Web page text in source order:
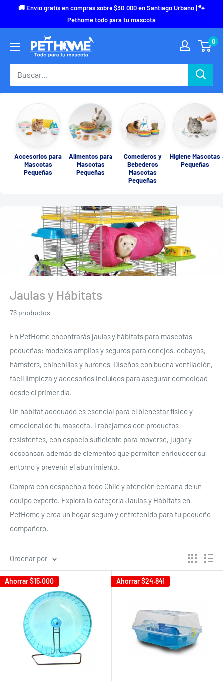
contenido
🚚 Envío gratis en compras sobre $30.000 en Santiago Urbano | 🐾
Pethome todo para tu mascota
Pethome 0
Accesorios para
Mascotas
Pequeñas
Alimentos para
Mascotas
Pequeñas
Comederos y
Bebederos
Mascotas
Pequeñas
Higiene Mascotas
Pequeñas
Jaulas y Hábitats
76 productos
En PetHome encontrarás jaulas y hábitats para mascotas
pequeñas: modelos amplios y seguros para conejos, cobayas,
hámsters, chinchillas y hurones. Diseños con buena ventilación,
fácil limpieza y accesorios incluidos para asegurar comodidad
desde el primer día.
Un hábitat adecuado es esencial para el bienestar físico y
emocional de tu mascota. Trabajamos con productos
resistentes, con espacio suficiente para moverse, jugar y
descansar, además de elementos que permiten enriquecer su
entorno y prevenir el aburrimiento.
Compra con despacho a todo Chile y atención cercana de un
equipo experto. Explora la categoría Jaulas y Hábitats en
PetHome y crea un hogar seguro y entretenido para tu pequeño
compañero.
Ordenar por
Ahorrar$15.000 Ahorrar$24.841